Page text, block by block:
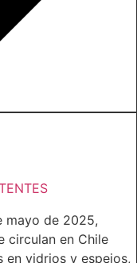
mayo de 2025,
circulan en Chile
en vidrios y espejos,